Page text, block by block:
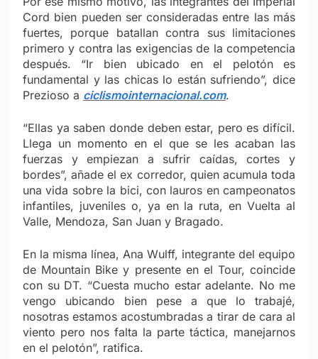
Cord bien pueden ser consideradas entre las más
fuertes, porque batallan contra sus limitaciones
primero y contra las exigencias de la competencia
después. “Ir bien ubicado en el pelotón es
fundamental y las chicas lo están sufriendo”, dice
Prezioso a ciclismointernacional.com.
“Ellas ya saben donde deben estar, pero es difícil.
Llega un momento en el que se les acaban las
fuerzas y empiezan a sufrir caídas, cortes y
bordes”, añade el ex corredor, quien acumula toda
una vida sobre la bici, con lauros en campeonatos
infantiles, juveniles o, ya en la ruta, en Vuelta al
Valle, Mendoza, San Juan y Bragado.
En la misma línea, Ana Wulff, integrante del equipo
de Mountain Bike y presente en el Tour, coincide
con su DT. “Cuesta mucho estar adelante. No me
vengo ubicando bien pese a que lo trabajé,
nosotras estamos acostumbradas a tirar de cara al
viento pero nos falta la parte táctica, manejarnos
en el pelotón”, ratifica.